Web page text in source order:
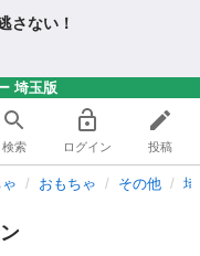
さない！
埼玉版
検索 ログイン 投稿
おもちゃ その他